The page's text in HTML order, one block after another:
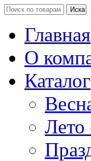
Главная
О
Каталог
Лето